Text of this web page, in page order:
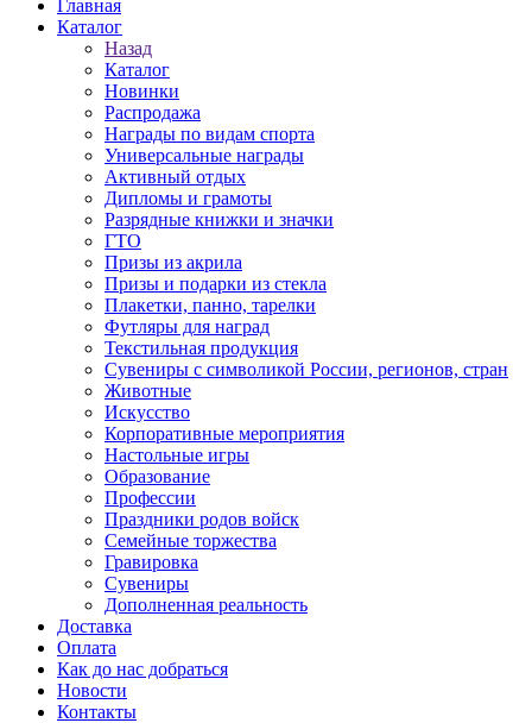
Главная
Каталог
Назад
Каталог
Новинки
Распродажа
Награды по видам спорта
Универсальные награды
Активный отдых
Дипломы и грамоты
Разрядные книжки и значки
ГТО
Призы из акрила
Призы и подарки из стекла
Плакетки, панно, тарелки
Футляры для наград
Текстильная продукция
Сувениры с символикой России, регионов, стран
Животные
Искусство
Корпоративные мероприятия
Настольные игры
Образование
Профессии
Праздники родов войск
Семейные торжества
Гравировка
Сувениры
Дополненная реальность
Доставка
Оплата
Как до нас добраться
Новости
Контакты